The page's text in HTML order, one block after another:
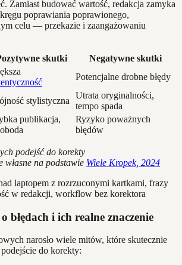
Zamiast budować wartość, redakcja zamyka
poprawiania poprawionego,
celu — przekazie i zaangażowaniu
skutki
Negatywne skutki
Potencjalne drobne błędy
stylistyczna
Utrata oryginalności,
tempo spada
publikacja,
Ryzyko poważnych
błędów
podejść do korekty
na podstawie Wiele Kropek, 2024
błędach i ich realne znaczenie
narosło wiele mitów, które skutecznie
do korekty: